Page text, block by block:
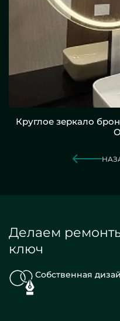
Круглое зеркало
Делаем
ключ
Собственная